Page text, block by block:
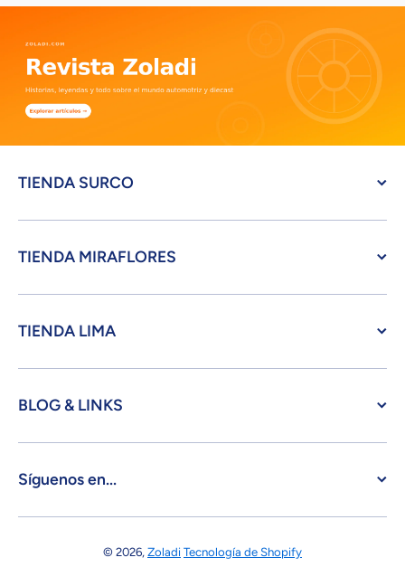
TIENDA SURCO
TIENDA MIRAFLORES
TIENDA LIMA
BLOG & LINKS
Síguenos en...
© 2026,Zoladi Tecnología de Shopify